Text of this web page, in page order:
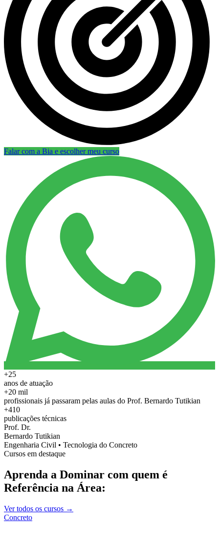
Falar com a Bia e escolher meu curso
+25
anos de atuação
+20 mil
profissionais já passaram pelas aulas do Prof. Bernardo Tutikian
+410
publicações técnicas
Prof. Dr.
Bernardo Tutikian
Engenharia Civil • Tecnologia do Concreto
Cursos em destaque
Aprenda a Dominar com quem é
Referência na Área:
Ver todos os cursos →
Concreto